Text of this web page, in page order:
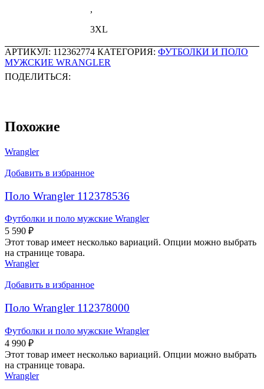
,
3XL
АРТИКУЛ: 112362774 КАТЕГОРИЯ: ФУТБОЛКИ И ПОЛО
МУЖСКИЕ WRANGLER
ПОДЕЛИТЬСЯ:
Похожие
Wrangler
Добавить в избранное
Поло Wrangler 112378536
Футболки и поло мужские Wrangler
5 590 ₽
Этот товар имеет несколько вариаций. Опции можно выбрать
на странице товара.
Wrangler
Добавить в избранное
Поло Wrangler 112378000
Футболки и поло мужские Wrangler
4 990 ₽
Этот товар имеет несколько вариаций. Опции можно выбрать
на странице товара.
Wrangler